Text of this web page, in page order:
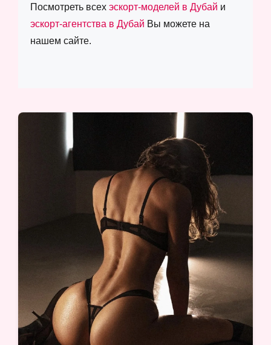
Посмотреть всех эскорт-моделей в Дубай и
эскорт-агентства в Дубай Вы можете на
нашем сайте.